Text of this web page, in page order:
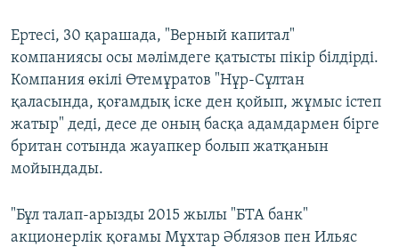
Ертесі, 30 қарашада, "Верный капитал"
компаниясы осы мәлімдеге қатысты пікір білдірді.
Компания өкілі Өтемұратов "Нұр-Сұлтан
қаласында, қоғамдық іске ден қойып, жұмыс істеп
жатыр" деді, десе де оның басқа адамдармен бірге
британ сотында жауапкер болып жатқанын
мойындады.
"Бұл талап-арызды 2015 жылы "БТА банк"
акционерлік қоғамы Мұхтар Әблязов пен Ильяс